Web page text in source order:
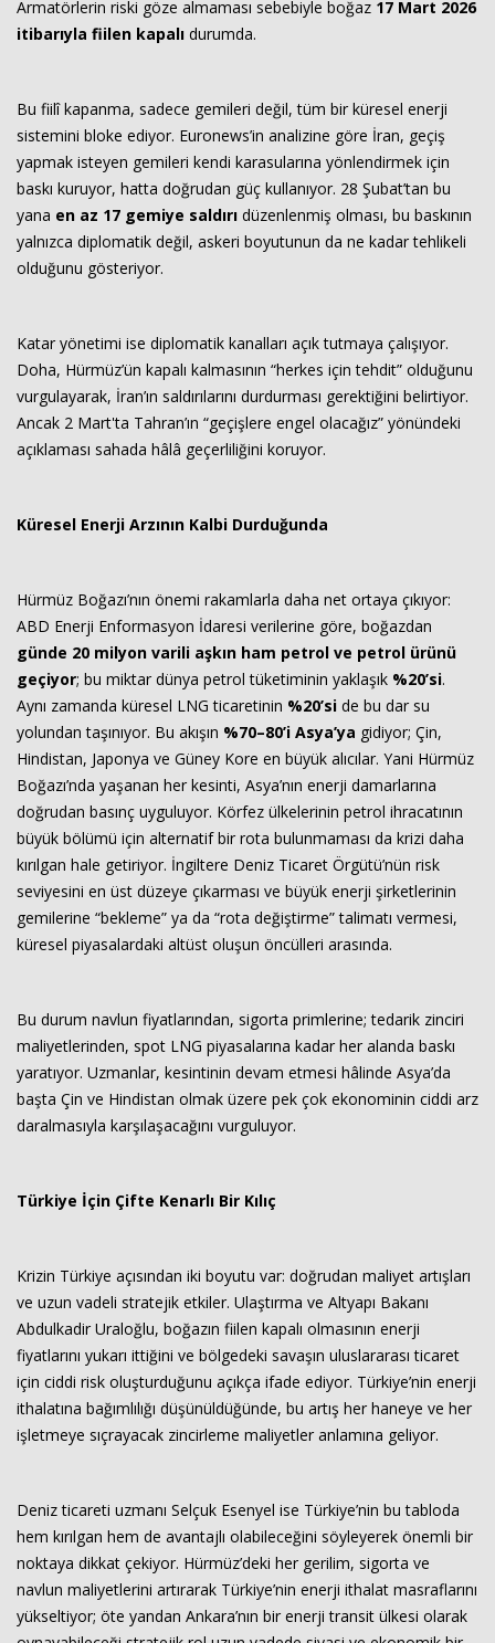
Armatörlerin riski göze almaması sebebiyle boğaz 17 Mart 2026
itibarıyla fiilen kapalı durumda.
Bu fiilî kapanma, sadece gemileri değil, tüm bir küresel enerji
sistemini bloke ediyor. Euronews’in analizine göre İran, geçiş
yapmak isteyen gemileri kendi karasularına yönlendirmek için
baskı kuruyor, hatta doğrudan güç kullanıyor. 28 Şubat’tan bu
yana en az 17 gemiye saldırı düzenlenmiş olması, bu baskının
yalnızca diplomatik değil, askeri boyutunun da ne kadar tehlikeli
olduğunu gösteriyor.
Katar yönetimi ise diplomatik kanalları açık tutmaya çalışıyor.
Doha, Hürmüz’ün kapalı kalmasının “herkes için tehdit” olduğunu
vurgulayarak, İran’ın saldırılarını durdurması gerektiğini belirtiyor.
Ancak 2 Mart'ta Tahran’ın “geçişlere engel olacağız” yönündeki
açıklaması sahada hâlâ geçerliliğini koruyor.
Küresel Enerji Arzının Kalbi Durduğunda
Hürmüz Boğazı’nın önemi rakamlarla daha net ortaya çıkıyor:
ABD Enerji Enformasyon İdaresi verilerine göre, boğazdan
günde 20 milyon varili aşkın ham petrol ve petrol ürünü
geçiyor; bu miktar dünya petrol tüketiminin yaklaşık %20’si.
Aynı zamanda küresel LNG ticaretinin %20’si de bu dar su
yolundan taşınıyor. Bu akışın %70–80’i Asya’ya gidiyor; Çin,
Hindistan, Japonya ve Güney Kore en büyük alıcılar. Yani Hürmüz
Boğazı’nda yaşanan her kesinti, Asya’nın enerji damarlarına
doğrudan basınç uyguluyor. Körfez ülkelerinin petrol ihracatının
büyük bölümü için alternatif bir rota bulunmaması da krizi daha
kırılgan hale getiriyor. İngiltere Deniz Ticaret Örgütü’nün risk
seviyesini en üst düzeye çıkarması ve büyük enerji şirketlerinin
gemilerine “bekleme” ya da “rota değiştirme” talimatı vermesi,
küresel piyasalardaki altüst oluşun öncülleri arasında.
Bu durum navlun fiyatlarından, sigorta primlerine; tedarik zinciri
maliyetlerinden, spot LNG piyasalarına kadar her alanda baskı
yaratıyor. Uzmanlar, kesintinin devam etmesi hâlinde Asya’da
başta Çin ve Hindistan olmak üzere pek çok ekonominin ciddi arz
daralmasıyla karşılaşacağını vurguluyor.
Türkiye İçin Çifte Kenarlı Bir Kılıç
Krizin Türkiye açısından iki boyutu var: doğrudan maliyet artışları
ve uzun vadeli stratejik etkiler. Ulaştırma ve Altyapı Bakanı
Abdulkadir Uraloğlu, boğazın fiilen kapalı olmasının enerji
fiyatlarını yukarı ittiğini ve bölgedeki savaşın uluslararası ticaret
için ciddi risk oluşturduğunu açıkça ifade ediyor. Türkiye’nin enerji
ithalatına bağımlılığı düşünüldüğünde, bu artış her haneye ve her
işletmeye sıçrayacak zincirleme maliyetler anlamına geliyor.
Deniz ticareti uzmanı Selçuk Esenyel ise Türkiye’nin bu tabloda
hem kırılgan hem de avantajlı olabileceğini söyleyerek önemli bir
noktaya dikkat çekiyor. Hürmüz’deki her gerilim, sigorta ve
navlun maliyetlerini artırarak Türkiye’nin enerji ithalat masraflarını
yükseltiyor; öte yandan Ankara’nın bir enerji transit ülkesi olarak